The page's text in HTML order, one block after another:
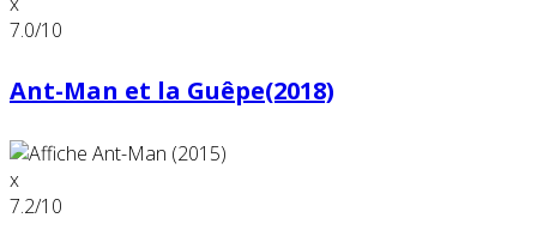
7.0/10
Ant-Man et la Guêpe(2018)
x
7.2/10